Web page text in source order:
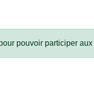
pouvoir participer